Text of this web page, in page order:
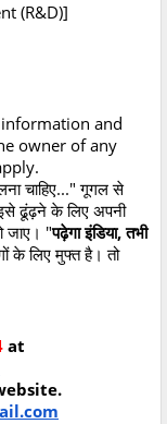
(R&D)]
and
owner of any
चाहिए..." गूगल से
ढूंढ़ने के लिए अपनी
जाए। "पढ़ेगा इंडिया, तभी
के लिए मुफ्त है। तो
at